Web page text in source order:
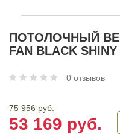
ПОТОЛОЧНЫЙ
FAN BLACK
0 отзывов
75 956 руб.
53 169 руб.